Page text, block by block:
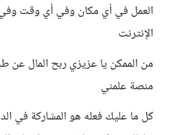
العمل في أي مكان وفي أي وقت
الإنترنت
من الممكن يا عزيزي ربح المال عن
منصة علمني
كل ما عليك فعله هو المشاركة في